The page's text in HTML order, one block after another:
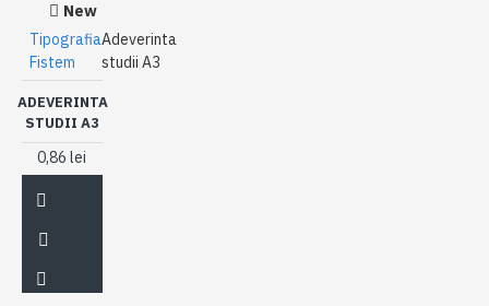
New
Tipografia
Fistem
Adeverinta
studii A3
ADEVERINTA
STUDII A3
0,86 lei